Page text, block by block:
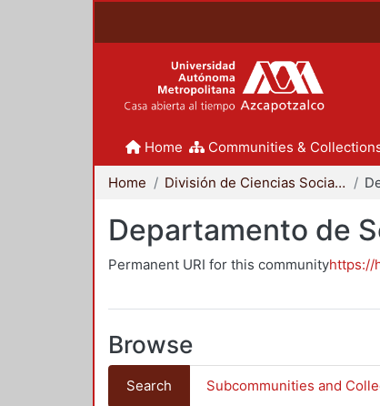
Home Communities &
Home División de Ciencias Sociales y Humanidades
Departamento de
Permanent URI for this communityhttps://
Browse
Search Subcommunities and